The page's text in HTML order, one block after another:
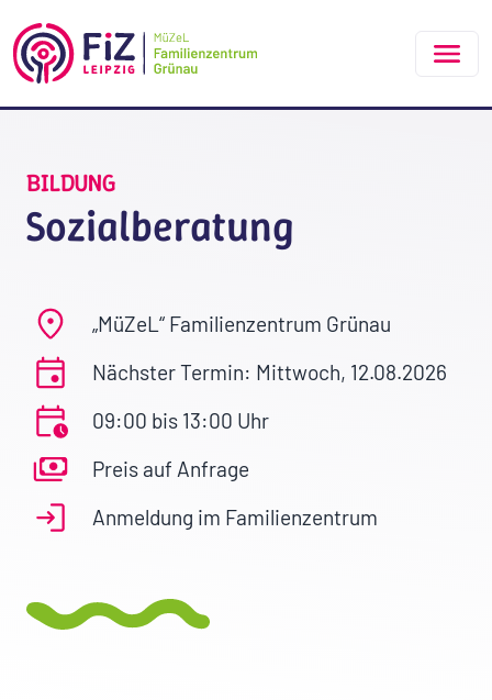
BILDUNG
Sozialberatung
„MüZeL“ Familienzentrum Grünau
Nächster Termin: Mittwoch, 12.08.2026
09:00 bis 13:00 Uhr
Preis auf Anfrage
Anmeldung im Familienzentrum